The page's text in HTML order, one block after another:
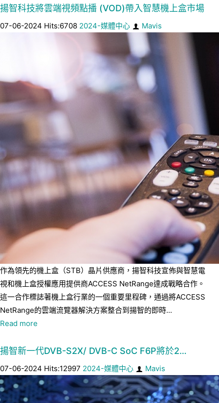
揚智科技將雲端視頻點播 (VOD)帶入智慧機上盒市場
07-06-2024 Hits:6708 2024-媒體中心 Mavis
作為領先的機上盒（STB）晶片供應商，揚智科技宣佈與智慧電
視和機上盒授權應用提供商ACCESS NetRange達成戰略合作。
這一合作標誌著機上盒行業的一個重要里程碑，通過將ACCESS
NetRange的雲端流覽器解決方案整合到揚智的即時...
Read more
揚智新一代DVB-S2X/ DVB-C SoC F6P將於2…
07-06-2024 Hits:12997 2024-媒體中心 Mavis